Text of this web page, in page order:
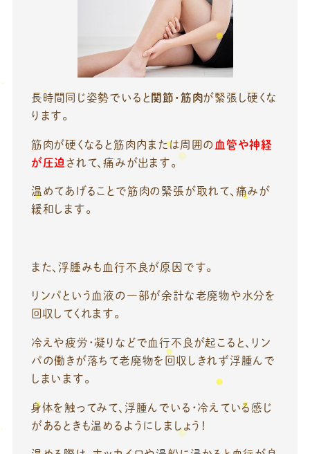
長時間同じ姿勢でいると 関節・筋肉が緊張し硬くな
ります。
筋肉が硬くなると筋肉内または周囲の 血管や神経
が圧迫 されて、痛みが出ます。
温めてあげることで筋肉の緊張が取れて、痛みが
緩和します。
また、浮腫みも血行不良が原因です。
リンパという血液の一部が余計な老廃物や水分を
回収してくれます。
冷えや疲労・凝りなどで血行不良が起こると、リン
パの働きが落ちて老廃物を回収しきれず浮腫んで
しまいます。
身体を触ってみて、浮腫んでいる・冷えている感じ
があるときも温めるようにしましょう！